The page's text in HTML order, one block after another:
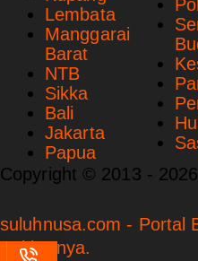
Lembata
Manggarai
Barat
NTB
Sikka
Bali
Jakarta
Papua
Copyright © 2013 - 2026
suluhnusa.com - Portal
Sekitarnya.